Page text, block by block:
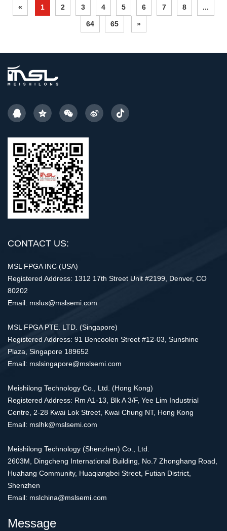
« 1 2 3 4 5 6 7 8 ...
64 65 »
CONTACT US:
MSL FPGA INC (USA)
Registered Address: 1312 17th Street Unit #2199, Denver, CO
80202
Email: mslus@mslsemi.com
MSL FPGA PTE. LTD. (Singapore)
Registered Address: 91 Bencoolen Street #12-03, Sunshine
Plaza, Singapore 189652
Email: mslsingapore@mslsemi.com
Meishilong Technology Co., Ltd. (Hong Kong)
Registered Address: Rm A1-13, Blk A 3/F, Yee Lim Industrial
Centre, 2-28 Kwai Lok Street, Kwai Chung NT, Hong Kong
Email: mslhk@mslsemi.com
Meishilong Technology (Shenzhen) Co., Ltd.
2603M, Dingcheng International Building, No.7 Zhonghang Road,
Huahang Community, Huaqiangbei Street, Futian District,
Shenzhen
Email: mslchina@mslsemi.com
Message